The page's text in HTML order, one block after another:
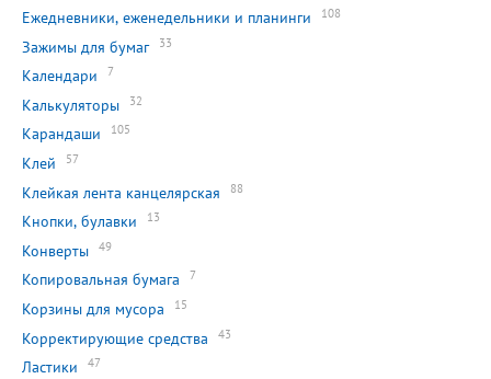
Ежедневники, еженедельники и планинги 108
Зажимы для бумаг 33
Календари 7
Калькуляторы 32
Карандаши 105
Клей 57
Клейкая лента канцелярская 88
Кнопки, булавки 13
Конверты 49
Копировальная бумага 7
Корзины для мусора 15
Корректирующие средства 43
Ластики 47